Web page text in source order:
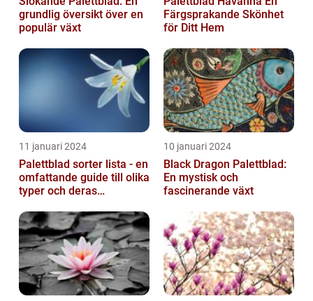
grundlig översikt över en
populär växt
Färgsprakande Skönhet
för Ditt Hem
11 januari 2024
Palettblad sorter lista - en
omfattande guide till olika
typer och deras
10 januari 2024
Black Dragon Palettblad:
En mystisk och
fascinerande växt